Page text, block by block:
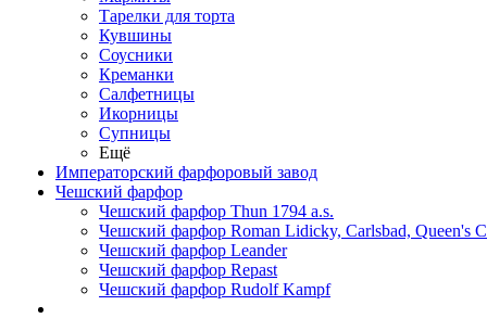
Тарелки для торта
Кувшины
Соусники
Креманки
Салфетницы
Икорницы
Супницы
Ещё
Императорский фарфоровый завод
Чешский фарфор
Чешский фарфор Thun 1794 a.s.
Чешский фарфор Roman Lidicky, Carlsbad, Queen's
Чешский фарфор Leander
Чешский фарфор Repast
Чешский фарфор Rudolf Kampf